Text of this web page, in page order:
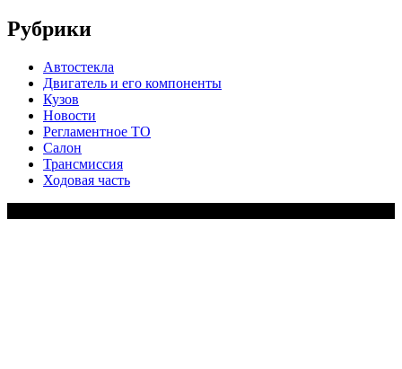
Рубрики
Автостекла
Двигатель и его компоненты
Кузов
Новости
Регламентное ТО
Салон
Трансмиссия
Ходовая часть